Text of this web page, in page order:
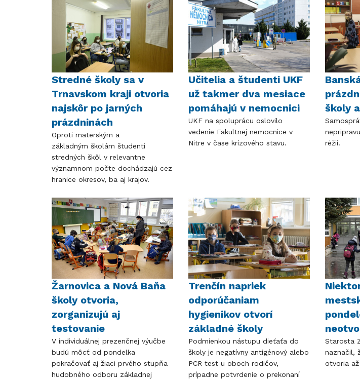
Stredné školy sa v
Trnavskom kraji otvoria
najskôr po jarných
prázdninách
Oproti materským a
základným školám študenti
stredných škôl v relevantne
významnom počte dochádzajú cez
hranice okresov, ba aj krajov.
Učitelia a študenti UKF
už takmer dva mesiace
pomáhajú v nemocnici
UKF na spoluprácu oslovilo
vedenie Fakultnej nemocnice v
Nitre v čase krízového stavu.
školy
réžii.
Žarnovica a Nová Baňa
školy otvoria,
zorganizujú aj
testovanie
V individuálnej prezenčnej výučbe
budú môcť od pondelka
pokračovať aj žiaci prvého stupňa
hudobného odboru základnej
Trenčín napriek
odporúčaniam
hygienikov otvorí
základné školy
Podmienkou nástupu dieťaťa do
školy je negatívny antigénový alebo
PCR test u oboch rodičov,
prípadne potvrdenie o prekonaní
Starosta
naznačil,
otvoria